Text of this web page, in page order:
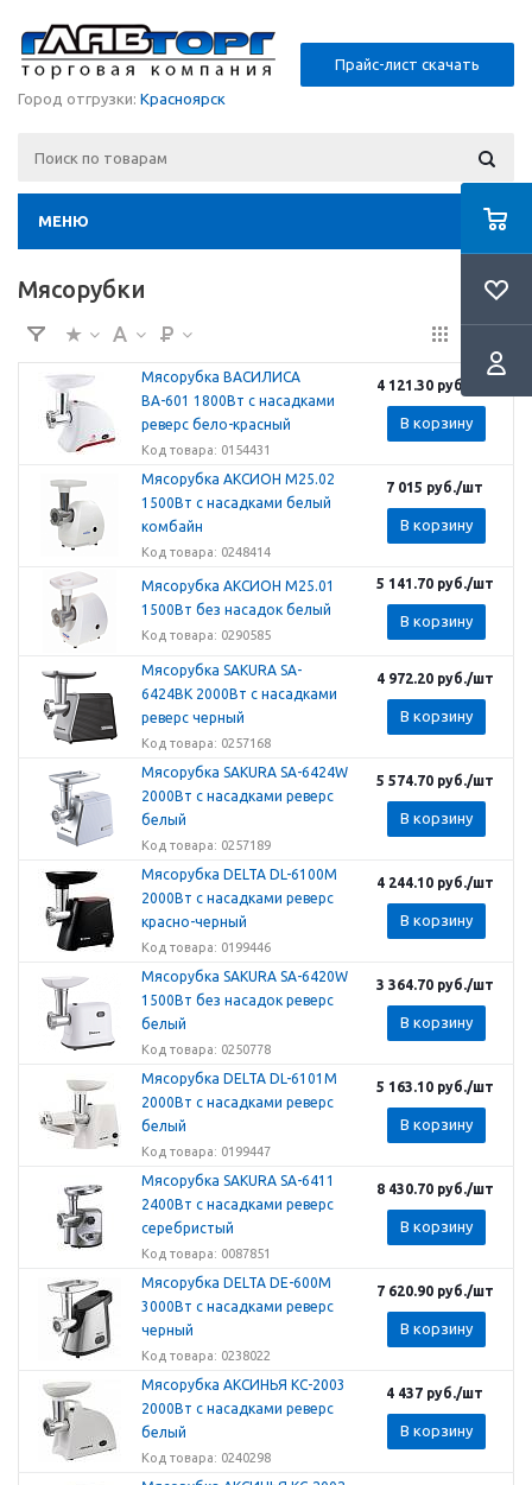
Прайс-лист скачать
Город отгрузки: Красноярск
МЕНЮ
Мясорубки
Мясорубка ВАСИЛИСА
ВА-601 1800Вт с насадками
реверс бело-красный
Код товара: 0154431
4 121.30руб.
В корзину
Мясорубка АКСИОН М25.02
1500Вт с насадками белый
комбайн
Код товара: 0248414
7 015 руб./шт
В корзину
Мясорубка АКСИОН М25.01
1500Вт без насадок белый
Код товара: 0290585
5 141.70руб./шт
В корзину
Мясорубка SAKURA SA-
6424BK 2000Вт с насадками
реверс черный
Код товара: 0257168
4 972.20руб./шт
В корзину
Мясорубка SAKURA SA-6424W
2000Вт с насадками реверс
белый
Код товара: 0257189
5 574.70руб./шт
В корзину
Мясорубка DELTA DL-6100M
2000Вт с насадками реверс
красно-черный
Код товара: 0199446
4 244.10руб./шт
В корзину
Мясорубка SAKURA SA-6420W
1500Вт без насадок реверс
белый
Код товара: 0250778
3 364.70руб./шт
В корзину
Мясорубка DELTA DL-6101M
2000Вт с насадками реверс
белый
Код товара: 0199447
5 163.10руб./шт
В корзину
Мясорубка SAKURA SA-6411
2400Вт с насадками реверс
серебристый
Код товара: 0087851
8 430.70руб./шт
В корзину
Мясорубка DELTA DE-600M
3000Вт с насадками реверс
черный
Код товара: 0238022
7 620.90руб./шт
В корзину
Мясорубка АКСИНЬЯ КС-2003
2000Вт с насадками реверс
белый
Код товара: 0240298
4 437 руб./шт
В корзину